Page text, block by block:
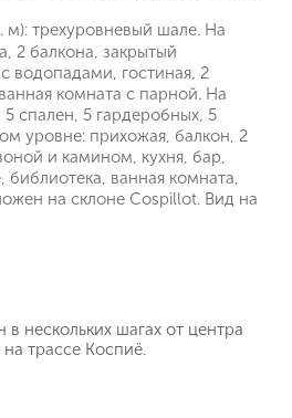
м): трехуровневый шале. На
2 балкона, закрытый
водопадами, гостиная, 2
комната с парной. На
спален, 5 гардеробных, 5
уровне: прихожая, балкон, 2
и камином, кухня, бар,
библиотека, ванная комната,
на склоне Cospillot. Вид на
нескольких шагах от центра
трассе Коспиё.